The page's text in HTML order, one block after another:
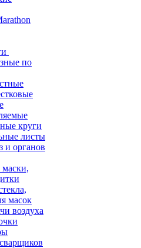
по
круги
листы
и органов
масок
воздуха